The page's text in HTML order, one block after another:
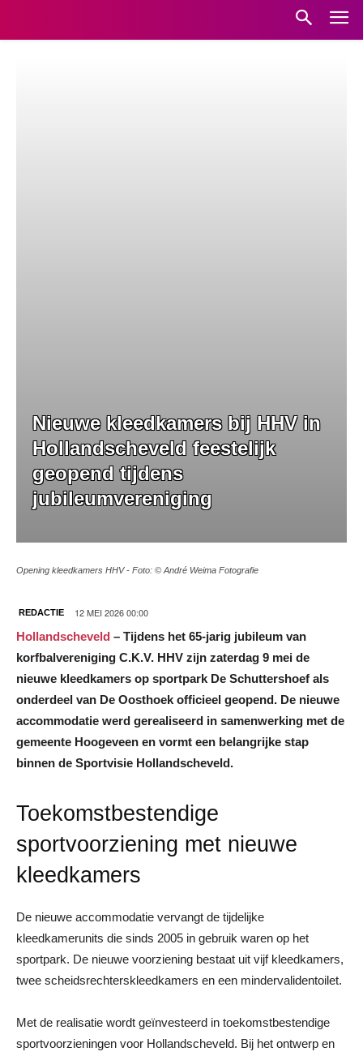
Nieuwe kleedkamers bij HHV in
Hollandscheveld feestelijk
geopend tijdens
jubileumvereniging
Opening kleedkamers HHV - Foto: © André Weima Fotografie
REDACTIE 12 MEI 2026 00:00
Hollandscheveld – Tijdens het 65-jarig jubileum van
korfbalvereniging C.K.V. HHV zijn zaterdag 9 mei de
nieuwe kleedkamers op sportpark De Schuttershoef als
onderdeel van De Oosthoek officieel geopend. De nieuwe
accommodatie werd gerealiseerd in samenwerking met de
gemeente Hoogeveen en vormt een belangrijke stap
binnen de Sportvisie Hollandscheveld.
Toekomstbestendige
sportvoorziening met nieuwe
kleedkamers
De nieuwe accommodatie vervangt de tijdelijke
kleedkamerunits die sinds 2005 in gebruik waren op het
sportpark. De nieuwe voorziening bestaat uit vijf kleedkamers,
twee scheidsrechterskleedkamers en een mindervalidentoilet.
Met de realisatie wordt geïnvesteerd in toekomstbestendige
sportvoorzieningen voor Hollandscheveld. Bij het ontwerp en